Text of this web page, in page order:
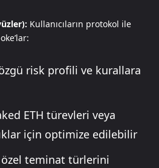
Kullanıcıların protokol ile
risk profili ve kurallara
ETH türevleri veya
için optimize edilebilir
özel teminat türlerini